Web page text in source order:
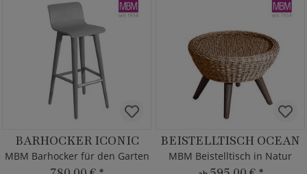
BARHOCKER ICONIC
MBM Barhocker für den Garten
BEISTELLTISCH OCEAN
MBM Beistelltisch in Natur